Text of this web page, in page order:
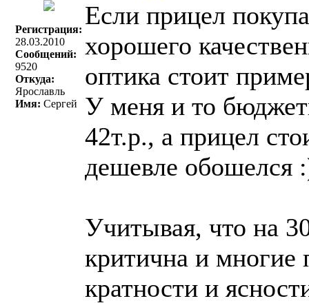
Регистрация:
28.03.2010
Сообщений:
9520
Откуда:
Ярославль
Имя: Сергей
Если прицел
хорошего
оптика стоит
У меня и то
42т.р., а прицел
дешевле обошелся
Учитывая, что на
критична и многие
кратности и